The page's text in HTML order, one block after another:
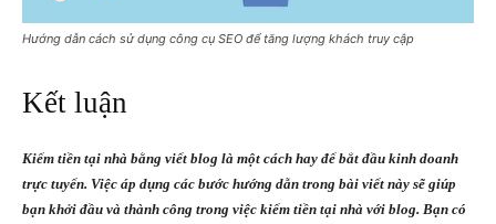
Hướng dẫn cách sử dụng công cụ SEO để tăng lượng khách truy cập
Kết luận
Kiếm tiền tại nhà bằng viết blog là một cách hay để bắt đầu kinh doanh
trực tuyến. Việc áp dụng các bước hướng dẫn trong bài viết này sẽ giúp
bạn khởi đầu và thành công trong việc kiếm tiền tại nhà với blog. Bạn có